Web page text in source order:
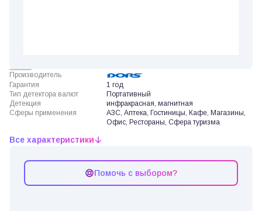
Производитель
Гарантия
1 год
Тип детектора валют
Портативный
Детекция
инфракрасная, магнитная
Сферы применения
АЗС, Аптека, Гостиницы, Кафе, Магазины,
Офис, Рестораны, Сфера туризма
Все характеристики
Помочь с выбором?